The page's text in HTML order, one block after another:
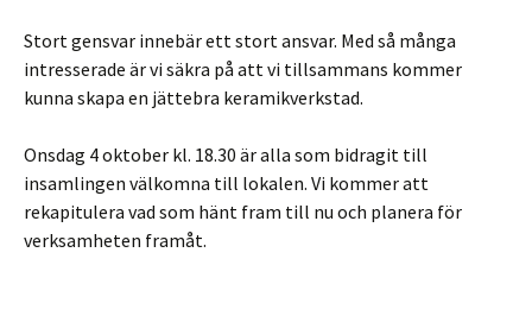
Stort gensvar innebär ett stort ansvar. Med så många
intresserade är vi säkra på att vi tillsammans kommer
kunna skapa en jättebra keramikverkstad.
Onsdag 4 oktober kl. 18.30 är alla som bidragit till
insamlingen välkomna till lokalen. Vi kommer att
rekapitulera vad som hänt fram till nu och planera för
verksamheten framåt.